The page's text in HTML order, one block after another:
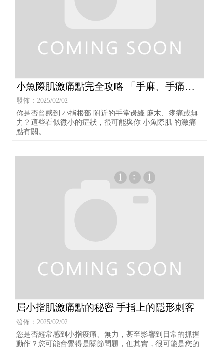
小魚際肌激痛點完全攻略 「手麻、手痛、
無力？」：解鎖你小指邊緣的秘密
發佈：2025/02/02
你是否曾感到 小指根部 附近的手掌邊緣 麻木、疼痛或無
力？這些看似微小的症狀，很可能與你 小魚際肌 的激痛
點有關。
屈小指肌激痛點的秘密 手指上的隱形刺客
發佈：2025/02/02
您是否經常感到小指痠痛、無力，甚至影響到日常的抓握
動作？您可能會覺得是關節問題，但其實，很可能是您的